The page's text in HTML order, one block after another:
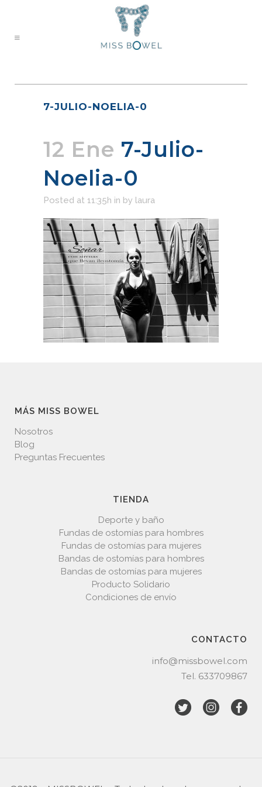
7-JULIO-NOELIA-0
12 Ene 7-Julio-
Noelia-0
Posted at 11:35h in by laura
MÁS MISS BOWEL
Nosotros
Blog
Preguntas Frecuentes
TIENDA
Deporte y baño
Fundas de ostomías para hombres
Fundas de ostomías para mujeres
Bandas de ostomías para hombres
Bandas de ostomías para mujeres
Producto Solidario
Condiciones de envío
CONTACTO
info@missbowel.com
Tel. 633709867